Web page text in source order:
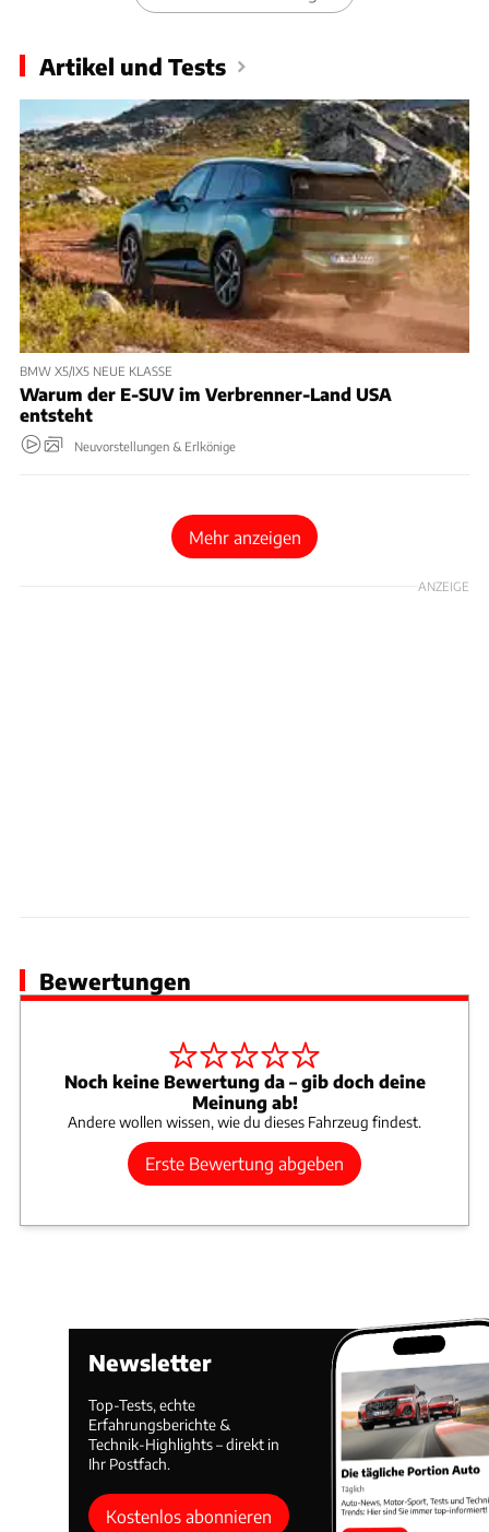
Artikel und Tests
BMW X5/IX5 NEUE KLASSE
Warum der E-SUV im Verbrenner-Land USA
entsteht
Neuvorstellungen & Erlkönige
Mehr anzeigen
ANZEIGE
Bewertungen
Noch keine Bewertung da – gib doch deine
Meinung ab!
Andere wollen wissen, wie du dieses Fahrzeug findest.
Erste Bewertung abgeben
Newsletter
Top-Tests, echte
Erfahrungsberichte &
Technik-Highlights – direkt in
Ihr Postfach.
Kostenlos abonnieren